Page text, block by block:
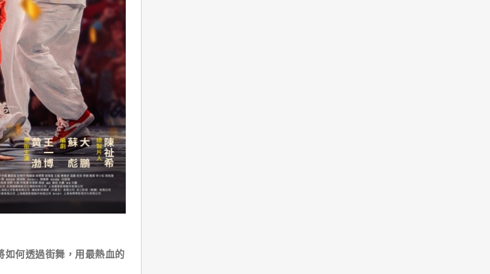
如何透過街舞，用最熱血的